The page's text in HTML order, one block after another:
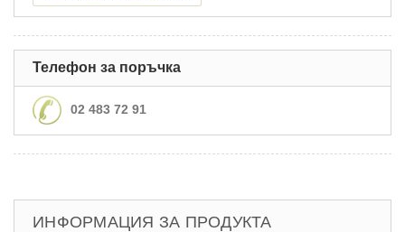
Телефон за поръчка
02 483 72 91
ИНФОРМАЦИЯ ЗА ПРОДУКТА